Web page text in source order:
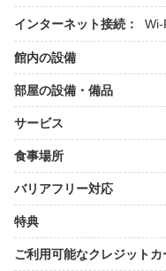
インターネット接続： Wi-
館内の設備
部屋の設備・備品
サービス
食事場所
バリアフリー対応
特典
ご利用可能なクレジットカ